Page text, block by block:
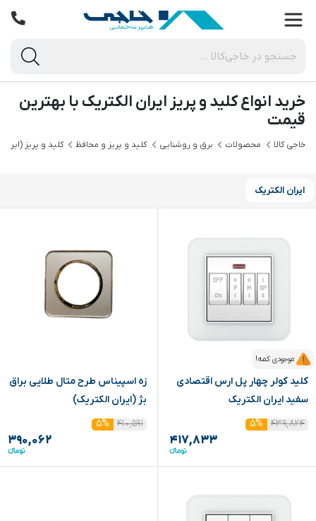
خرید انواع کلید و پریز ایران الکتریک با بهترین
قیمت
خاجی‌ کالا محصولات برق و روشنایی کلید و پریز و محافظ کلید و پریز
ایران الکتریک
موجودی کمه!
کلید کولر چهار پل ارس اقتصادی
سفید ایران الکتریک
۴۳۹,۸۲۴
۵%
۴۱۷,۸۳۳
زه اسپیناس طرح متال طلایی براق
بژ (ایران الکتریک)
۴۱۰,۵۹۱
۵%
۳۹۰,۰۶۲